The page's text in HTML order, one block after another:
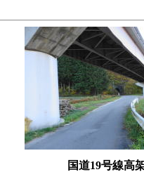
国道19号線高